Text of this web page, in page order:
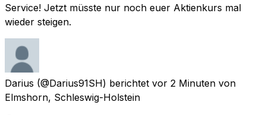
Service! Jetzt müsste nur noch euer Aktienkurs mal
wieder steigen.
Darius (@Darius91SH) berichtet vor 2 Minuten von
Elmshorn, Schleswig-Holstein